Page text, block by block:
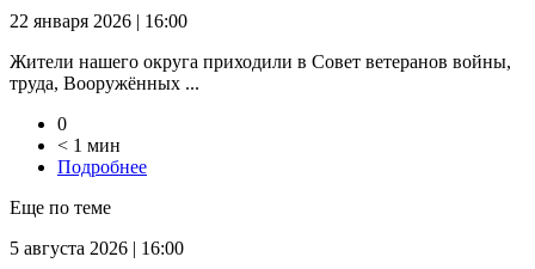
22 января 2026 | 16:00
Жители нашего округа приходили в Совет ветеранов войны,
труда, Вооружённых ...
0
< 1 мин
Подробнее
Еще по теме
5 августа 2026 | 16:00